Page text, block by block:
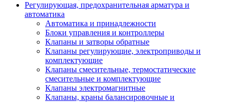
Регулирующая, предохранительная арматура и
автоматика
Автоматика и принадлежности
Блоки управления и контроллеры
Клапаны и затворы обратные
Клапаны регулирующие, электроприводы и
комплектующие
Клапаны смесительные, термостатические
смесительные и комплектующие
Клапаны электромагнитные
Клапаны, краны балансировочные и